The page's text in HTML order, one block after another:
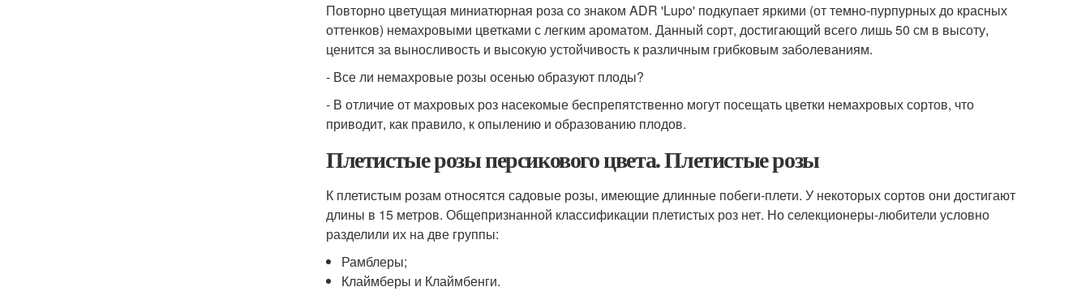
Повторно цветущая миниатюрная роза со знаком ADR 'Lupo' подкупает яркими (от темно-пурпурных до красных
оттенков) немахровыми цветками с легким ароматом. Данный сорт, достигающий всего лишь 50 см в высоту,
ценится за выносливость и высокую устойчивость к различным грибковым заболеваниям.
- Все ли немахровые розы осенью образуют плоды?
- В отличие от махровых роз насекомые беспрепятственно могут посещать цветки немахровых сортов, что
приводит, как правило, к опылению и образованию плодов.
Плетистые розы персикового цвета. Плетистые розы
К плетистым розам относятся садовые розы, имеющие длинные побеги-плети. У некоторых сортов они достигают
длины в 15 метров. Общепризнанной классификации плетистых роз нет. Но селекционеры-любители условно
разделили их на две группы:
Рамблеры;
Клаймберы и Клаймбенги.